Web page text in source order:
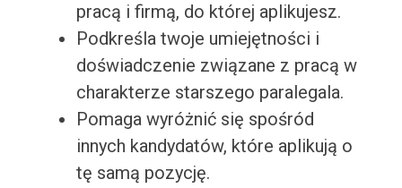
pracą i firmą, do której aplikujesz.
Podkreśla twoje umiejętności i
doświadczenie związane z pracą w
charakterze starszego paralegala.
Pomaga wyróżnić się spośród
innych kandydatów, które aplikują o
tę samą pozycję.